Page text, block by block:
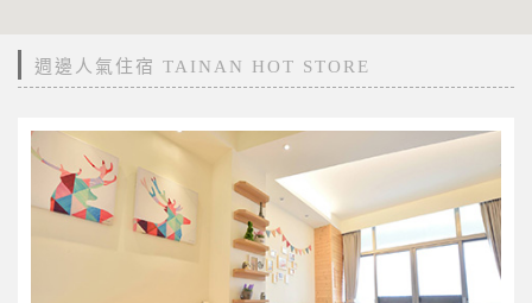
週邊人氣住宿 TAINAN HOT STORE